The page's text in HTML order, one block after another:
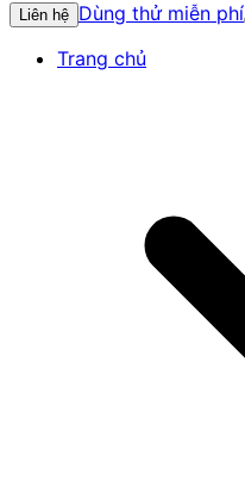
Liên hệ Dùng thử miễn phí
Trang chủ